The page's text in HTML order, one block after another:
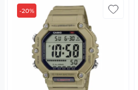
-20%